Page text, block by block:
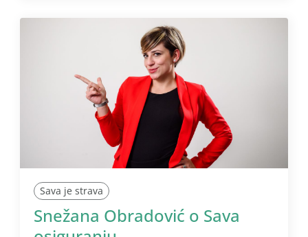
Sava je strava
Snežana Obradović o Sava